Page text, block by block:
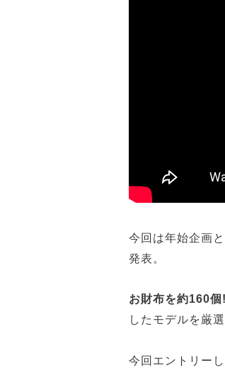
今回は年始企画
発表。
お財布を約160個!
したモデルを厳
今回エントリー